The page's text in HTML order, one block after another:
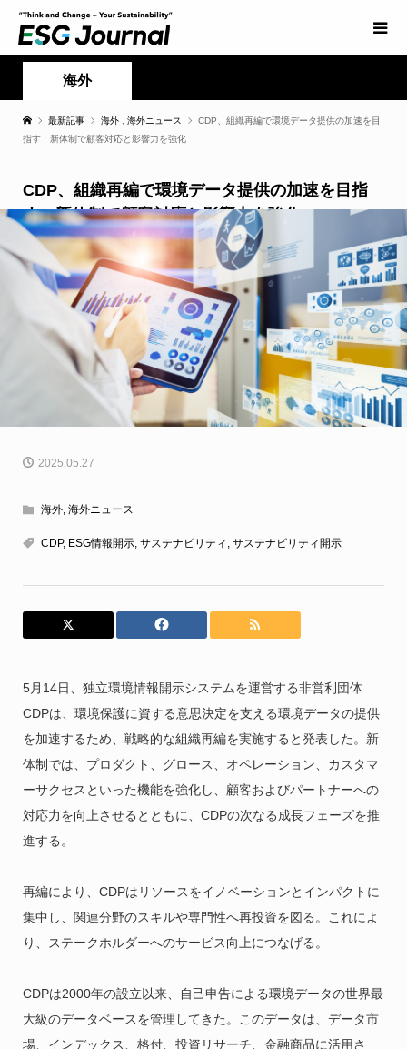
海外
最新記事 海外 海外ニュース
CDP、組織再編で環境データ提供の加速を目
指す 新体制で顧客対応と影響力を強化
CDP、組織再編で環境データ提供の加速を目指
す 新体制で顧客対応と影響力を強化
2025.05.27
海外, 海外ニュース
CDP, ESG情報開示, サステナビリティ , サステナビリティ開示
5月14日、独立環境情報開示システムを運営する非営利団体
CDPは、環境保護に資する意思決定を支える環境データの提供
を加速するため、戦略的な組織再編を実施すると発表した。新
体制では、プロダクト、グロース、オペレーション、カスタマ
ーサクセスといった機能を強化し、顧客およびパートナーへの
対応力を向上させるとともに、CDPの次なる成長フェーズを推
進する。
再編により、CDPはリソースをイノベーションとインパクトに
集中し、関連分野のスキルや専門性へ再投資を図る。これによ
り、ステークホルダーへのサービス向上につなげる。
CDPは2000年の設立以来、自己申告による環境データの世界最
大級のデータベースを管理してきた。このデータは、データ市
場、インデックス、格付、投資リサーチ、金融商品に活用さ